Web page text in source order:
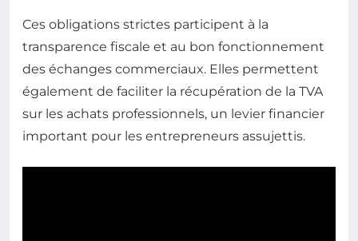
Ces obligations strictes participent à la
transparence fiscale et au bon fonctionnement
des échanges commerciaux. Elles permettent
également de faciliter la récupération de la TVA
sur les achats professionnels, un levier financier
important pour les entrepreneurs assujettis.